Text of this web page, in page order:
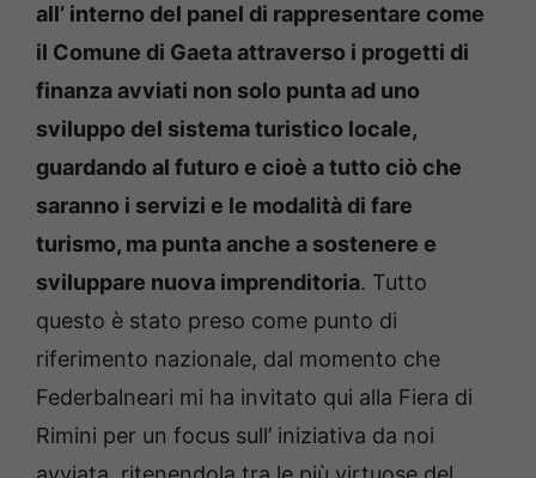
all’ interno del panel di rappresentare come
il Comune di Gaeta attraverso i progetti di
finanza avviati non solo punta ad uno
sviluppo del sistema turistico locale,
guardando al futuro e cioè a tutto ciò che
saranno i servizi e le modalità di fare
turismo, ma punta anche a sostenere e
sviluppare nuova imprenditoria. Tutto
questo è stato preso come punto di
riferimento nazionale, dal momento che
Federbalneari mi ha invitato qui alla Fiera di
Rimini per un focus sull’ iniziativa da noi